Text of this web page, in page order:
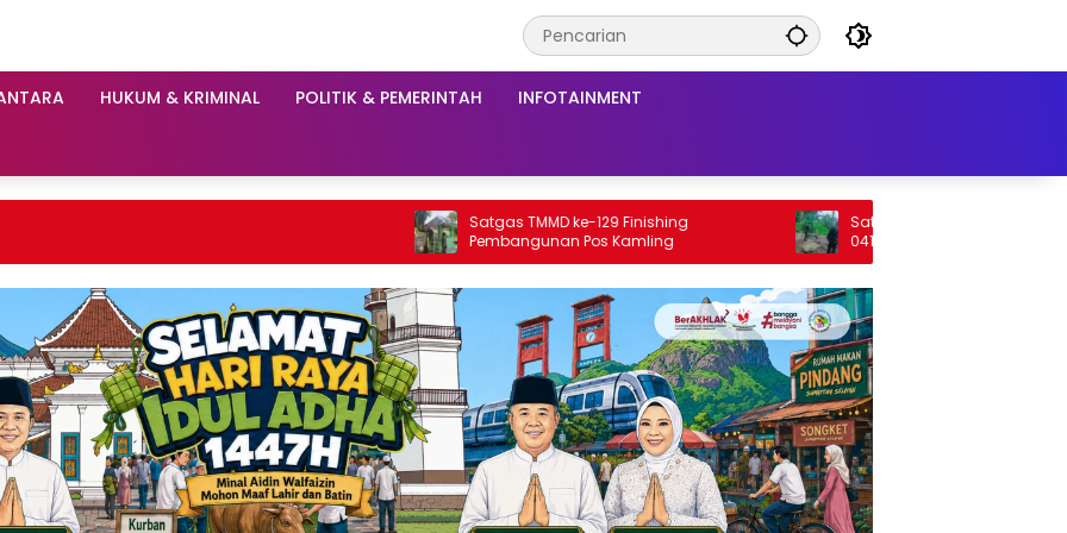
HUKUM & KRIMINAL POLITIK & PEMERINTAH INFOTAINMENT
Satgas TMMD ke-129 Finishing
Pembangunan Pos Kamling
Satgas TMMD ke-129 Kodim
0418/Palembang Cek Sumur Bor dan
Tower Tandon Air